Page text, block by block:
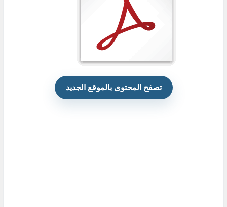
تصفح المحتوى بالموقع الجديد